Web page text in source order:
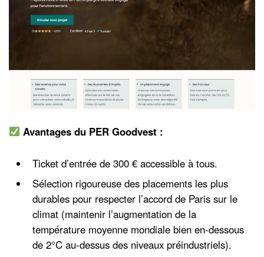
Avantages du PER Goodvest :
Ticket d’entrée de 300 € accessible à tous.
Sélection rigoureuse des placements les plus
durables pour respecter l’accord de Paris sur le
climat (maintenir l’augmentation de la
température moyenne mondiale bien en-dessous
de 2°C au-dessus des niveaux préindustriels).